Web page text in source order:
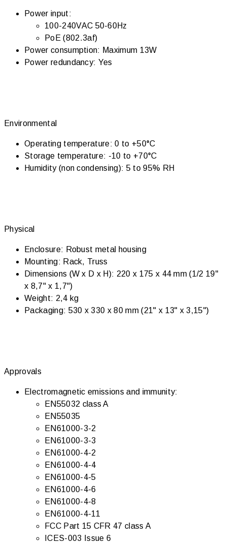
Power input:
100-240VAC 50-60Hz
PoE (802.3af)
Power consumption: Maximum 13W
Power redundancy: Yes
Environmental
Operating temperature: 0 to +50°C
Storage temperature: -10 to +70°C
Humidity (non condensing): 5 to 95% RH
Physical
Enclosure: Robust metal housing
Mounting: Rack, Truss
Dimensions (W x D x H): 220 x 175 x 44 mm (1/2 19"
x 8,7" x 1,7")
Weight: 2,4 kg
Packaging: 530 x 330 x 80 mm (21" x 13" x 3,15")
Approvals
Electromagnetic emissions and immunity:
EN55032 class A
EN55035
EN61000-3-2
EN61000-3-3
EN61000-4-2
EN61000-4-4
EN61000-4-5
EN61000-4-6
EN61000-4-8
EN61000-4-11
FCC Part 15 CFR 47 class A
ICES-003 Issue 6